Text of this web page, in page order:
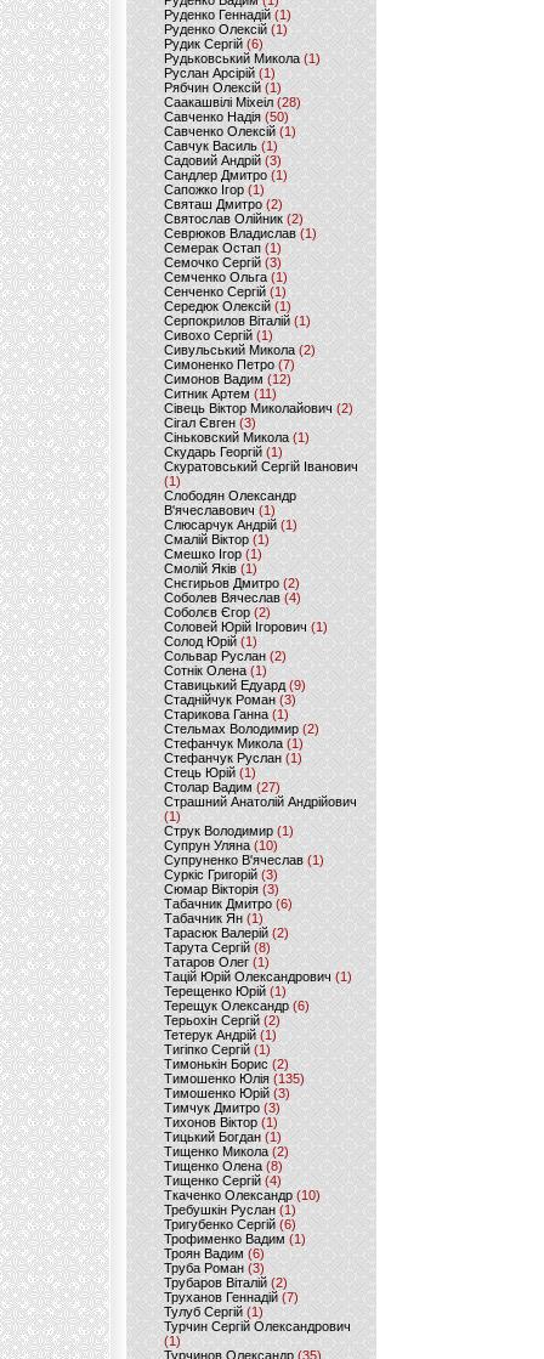
Руденко Геннадій (1)
Руденко Олексій(1)
Рудик Сергій(6)
Рудьковський Микола (1)
Руслан Арсірій(1)
Рябчин Олексій (1)
Саакашвілі Міхеіл(28)
Савченко Надія (50)
Савченко Олексій(1)
Савчук Василь (1)
Садовий Андрій (3)
Сандлер Дмитро(1)
Сапожко Ігор(1)
Святаш Дмитро (2)
Святослав Олійник (2)
Севрюков Владислав (1)
Семерак Остап (1)
Семочко Сергій (3)
Семченко Ольга (1)
Сенченко Сергій(1)
Середюк Олексій(1)
Серпокрилов Віталій(1)
Сивохо Сергій(1)
Сивульський Микола(2)
Симоненко Петро(7)
Симонов Вадим (12)
Ситник Артем(11)
Сівець Віктор Миколайович(2)
Сігал Євген (3)
Сіньковский Микола(1)
Скударь Георгій (1)
Скуратовський Сергій Іванович
(1)
Слободян Олександр
В'ячеславович(1)
Слюсарчук Андрій(1)
Смалій Віктор (1)
Смешко Ігор (1)
Смолій Яків (1)
Снєгирьов Дмитро (2)
Соболев Вячеслав (4)
Соболєв Єгор(2)
Соловей Юрій Ігорович (1)
Солод Юрій (1)
Сольвар Руслан (2)
Сотнік Олена(1)
Ставицький Едуард (9)
Стаднійчук Роман(3)
Старикова Ганна (1)
Стельмах Володимир(2)
Стефанчук Микола (1)
Стефанчук Руслан (1)
Стець Юрій (1)
Столар Вадим(27)
Страшний Анатолій Андрійович
(1)
Струк Володимир (1)
Супрун Уляна (10)
Супруненко В'ячеслав (1)
Суркіс Григорій (3)
Сюмар Вікторія (3)
Табачник Дмитро (6)
Табачник Ян(1)
Тарасюк Валерій (2)
Тарута Сергій (8)
Татаров Олег(1)
Тацій Юрій Олександрович(1)
Терещенко Юрій(1)
Терещук Олександр(6)
Терьохін Сергій (2)
Тетерук Андрій (1)
Тигіпко Сергій(1)
Тимонькін Борис (2)
Тимошенко Юлія (135)
Тимошенко Юрій(3)
Тимчук Дмитро (3)
Тихонов Віктор (1)
Тицький Богдан (1)
Тищенко Микола (2)
Тищенко Олена (8)
Тищенко Сергій (4)
Ткаченко Олександр (10)
Требушкін Руслан (1)
Тригубенко Сергій(6)
Трофименко Вадим (1)
Троян Вадим (6)
Труба Роман(3)
Трубаров Віталій (2)
Труханов Геннадій (7)
Тулуб Сергій(1)
Турчин Сергій Олександрович
(1)
Турчинов Олександр(35)